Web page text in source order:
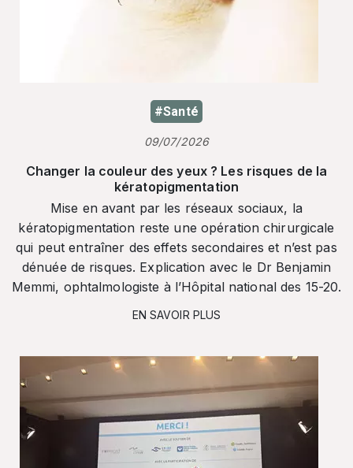
#Santé
09/07/2026
Changer la couleur des yeux ? Les risques de la
kératopigmentation
Mise en avant par les réseaux sociaux, la
kératopigmentation reste une opération chirurgicale
qui peut entraîner des effets secondaires et n’est pas
dénuée de risques. Explication avec le Dr Benjamin
Memmi, ophtalmologiste à l’Hôpital national des 15-20.
EN SAVOIR PLUS